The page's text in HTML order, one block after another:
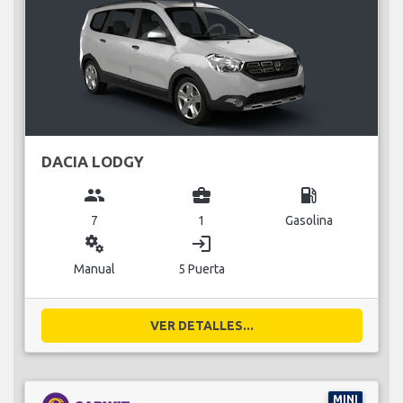
DACIA LODGY
group
7
business_center
1
local_gas_station
Gasolina
miscellaneous_services
Manual
login
5 Puerta
VER DETALLES...
MINI